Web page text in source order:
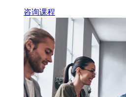
咨询课程